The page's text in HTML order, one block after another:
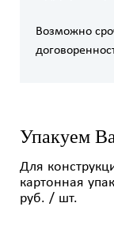
Возможно
Упакуем
Для
картонная
руб. / шт.